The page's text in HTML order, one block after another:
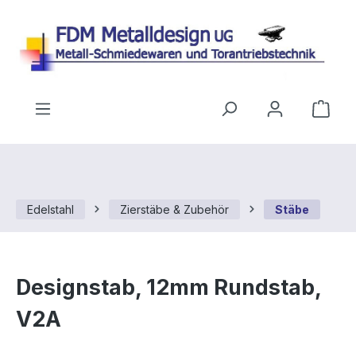
Edelstahl Zierstäbe & Zubehör Stäbe
Designstab, 12mm Rundstab,
V2A